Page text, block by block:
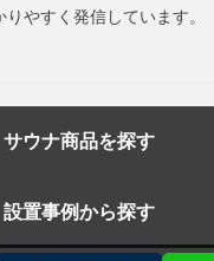
やすく発信しています。
サウナ商品を探す
設置事例から探す